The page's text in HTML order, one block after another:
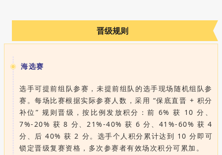
晋级规则
海选赛
选手可提前组队参赛，未提前组队的选手现场随机组队参
赛。每场比赛根据实际参赛人数，采用 “保底直晋 + 积分
补位” 规则晋级，按比例发放积分：前 6% 获 10 分、
7%-20% 获 8 分、21%-40% 获 6 分、41%-60% 获 4
分、后 40% 获 2 分。选手个人积分累计达到 10 分即可
锁定晋级复赛资格，多次参赛者有效场次积分可累加。